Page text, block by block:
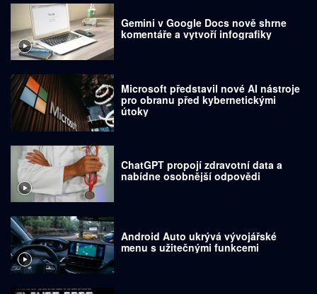
Gemini v Google Docs nově shrne
komentáře a vytvoří infografiky
Microsoft představil nové AI nástroje
pro obranu před kybernetickými
útoky
ChatGPT propojí zdravotní data a
nabídne osobnější odpovědi
Android Auto ukrývá vývojářské
menu s užitečnými funkcemi